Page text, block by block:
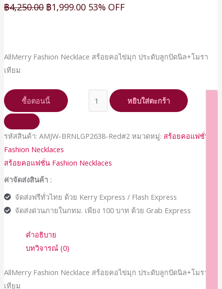
฿4,250.00 ฿1,999.00 53% OFF
AllMerry Fashion Necklace สร้อยคอไข่มุก ประดับลูกปัดนิล+โมรา
เทียม
ซื้อตอนนี้ หยิบใส่ตะกร้า
รหัสสินค้า: AMJW-BRNLGP2638-Red#2 หมวดหมู่: สร้อยคอแฟชั่น
Fashion Necklaces
สร้อยคอแฟชั่น Fashion Necklaces
ค่าจัดส่งสินค้า :
จัดส่งฟรีทั่วไทย ด้วย Kerry Express / Flash Express
จัดส่งด่วนภายในกทม. เพียง 100 บาท ด้วย Grab Express
คำอธิบาย
บทวิจารณ์ (0)
AllMerry Fashion Necklace สร้อยคอไข่มุก ประดับลูกปัดนิล+โมรา
เทียม